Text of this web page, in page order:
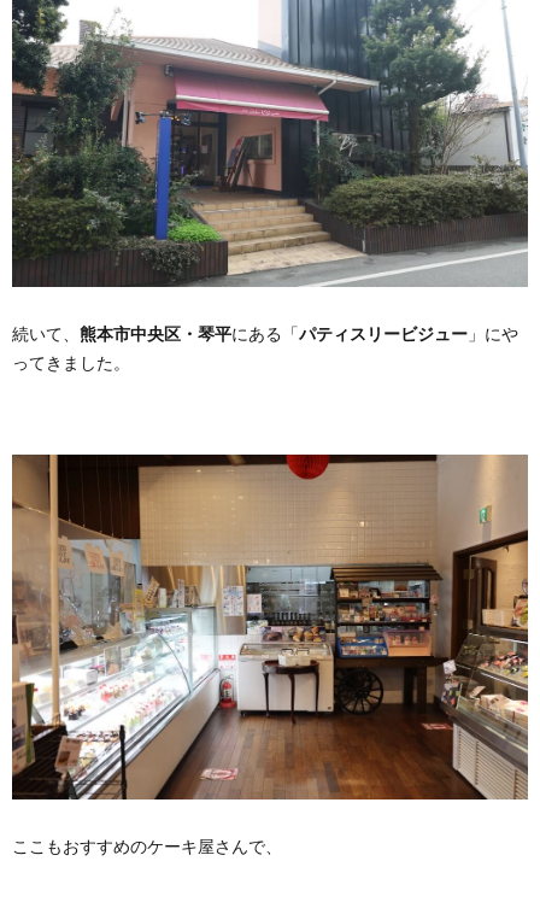
続いて、 熊本市中央区・琴平にある「パティスリービジュー 」にや
ってきました。
ここもおすすめのケーキ屋さんで、